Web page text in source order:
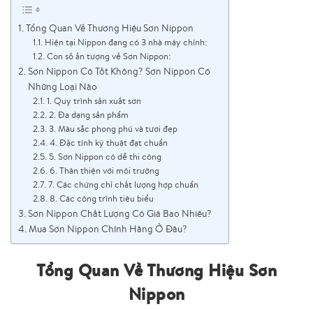
Tổng Quan Về Thương Hiệu Sơn Nippon
Hiện tại Nippon đang có 3 nhà máy chính:
Con số ấn tượng về Sơn Nippon:
Sơn Nippon Có Tốt Không? Sơn Nippon Có
Những Loại Nào
1. Quy trình sản xuất sơn
2. Đa dạng sản phẩm
3. Màu sắc phong phú và tươi đẹp
4. Đặc tính kỹ thuật đạt chuẩn
5. Sơn Nippon có dễ thi công
6. Thân thiện với môi trường
7. Các chứng chỉ chất lượng hợp chuẩn
8. Các công trình tiêu biểu
Sơn Nippon Chất Lượng Có Giá Bao Nhiêu?
Mua Sơn Nippon Chính Hãng Ở Đâu?
Tổng Quan Về Thương Hiệu Sơn
Nippon